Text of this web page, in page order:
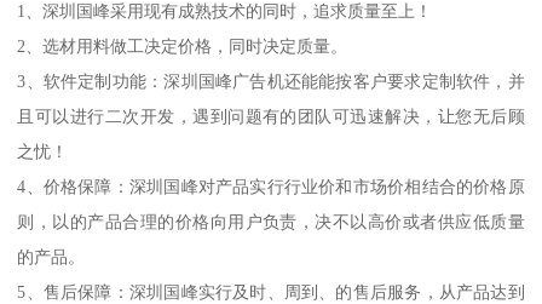
1、深圳国峰采用现有成熟技术的同时，追求质量至上！
2、选材用料做工决定价格，同时决定质量。
3、软件定制功能：深圳国峰广告机还能能按客户要求定制软件，并
且可以进行二次开发，遇到问题有的团队可迅速解决，让您无后顾
之忧！
4、价格保障：深圳国峰对产品实行行业价和市场价相结合的价格原
则，以的产品合理的价格向用户负责，决不以高价或者供应低质量
的产品。
5、售后保障：深圳国峰实行及时、周到、的售后服务，从产品达到